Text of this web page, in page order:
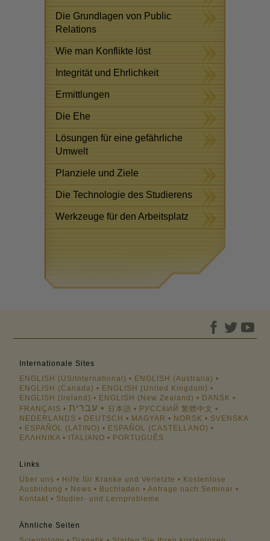
Die Grundlagen von Public
Relations
Wie man Konflikte löst
Integrität und Ehrlichkeit
Ermittlungen
Die Ehe
Lösungen für eine gefährliche
Umwelt
Planziele und Ziele
Die Technologie des Studierens
Werkzeuge für den Arbeitsplatz
Internationale Sites
ENGLISH (US/International)
ENGLISH (Australia)
ENGLISH (Canada)
ENGLISH (United Kingdom)
ENGLISH (Ireland)
ENGLISH (New Zealand)
DANSK
FRANÇAIS
עברית 日本語 РУССКИЙ 繁體中文
NEDERLANDS
DEUTSCH MAGYAR NORSK
SVENSKA
ESPAÑOL (LATINO)
ESPAÑOL (CASTELLANO)
ΕΛΛΗΝΙΚA
ITALIANO PORTUGUÊS
Links
Über uns
Hilfe für Kranke und Verletzte
Kostenlose
Ausbildung
News Buchladen
Anfrage nach Seminar
Kontakt
Studier- und Lernprobleme
Ähnliche Seiten